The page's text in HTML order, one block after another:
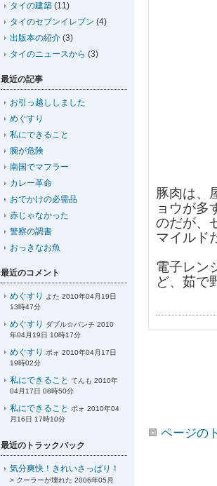
豚肉は、
ョウが多
のだが、
マイルド
電子レン
ど、茹で
ページの
タイの建築 (11)
タイのセブンイレブン (4)
出版本の紹介 (3)
タイのニュースから (3)
最近の記事
お引っ越ししました
めぐすり
私にできること
腕が危険
南国でマフラー
カレー革命
おでかけの必需品
赤じゃなかった
警察の調書
おっきなお魚
最近のコメント
めぐすり よた 2010年04月19日
13時47分
めぐすり
ダブル☆パンチ 2010
年04月19日 10時17分
めぐすり
ポォ 2010年04月17日
19時02分
私にできること てんも 2010年
04月17日 08時50分
私にできること ポォ 2010年04
月16日 17時10分
最近のトラックバック
気分爽快！きれいさっぱり！
> クーラーが壊れた 2006年05月